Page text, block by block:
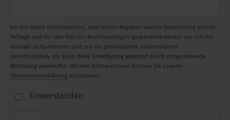
Ich bin damit einverstanden, dass meine Angaben zwecks Bearbeitung meiner
Anfrage und für den Fall von Anschlussfragen gespeichert werden um mit mir
Kontakt aufzunehmen und mir die gewünschten Informationen
bereitzustellen. Ich kann diese Einwilligung jederzeit durch entsprechende
Mitteilung widerrufen. Weitere Informationen können Sie unserer
Datenschutzerklärung entnehmen.
Einverstanden